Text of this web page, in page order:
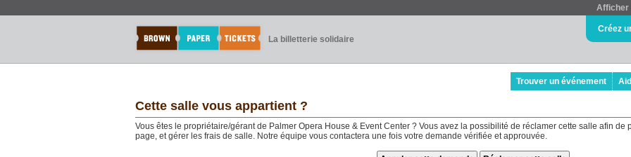
Afficher
La billetterie solidaire
Créez
Trouver un événement
Cette salle vous appartient ?
Vous êtes le propriétaire/gérant de Palmer Opera House & Event Center ? Vous avez la possibilité de réclamer cette salle afin
page, et gérer les frais de salle. Notre équipe vous contactera une fois votre demande vérifiée et approuvée.